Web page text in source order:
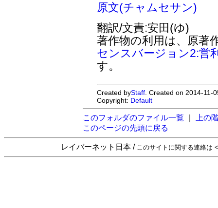
原文(チャムセサン)
翻訳/文責:安田(ゆ)
著作物の利用は、原著
センスバージョン2:営
す。
Created byStaff . Created on 2014-
Copyright: Default
このフォルダのファイル一覧
上の
このページの先頭に戻る
レイバーネット日本 / このサイトに関する連絡は